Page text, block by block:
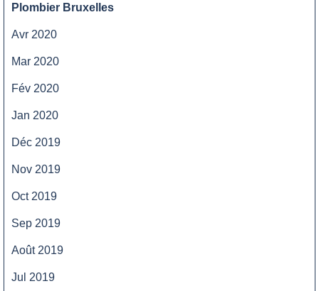
Plombier Bruxelles
Avr 2020
Mar 2020
Fév 2020
Jan 2020
Déc 2019
Nov 2019
Oct 2019
Sep 2019
Août 2019
Jul 2019